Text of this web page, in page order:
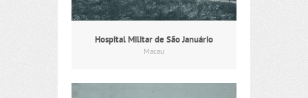
Hospital Militar de São Januário
Macau